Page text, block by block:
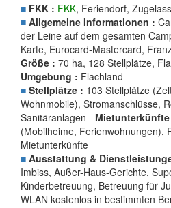
■ FKK : FKK, Feriendorf,
■ Allgemeine Informationen :
der Leine auf dem gesamten
Karte, Eurocard-Mastercard,
Größe : 70 ha, 128 Stellplätze,
Umgebung : Flachland
■ Stellplätze : 103 Stellplätze
Wohnmobile), Stromanschlüsse,
Sanitäranlagen -
(Mobilheime, Ferienwohnungen),
Mietunterkünfte
■ Ausstattung &
Imbiss, Außer-Haus-Gerichte,
Kinderbetreuung, Betreuung für
WLAN kostenlos in bestimmten